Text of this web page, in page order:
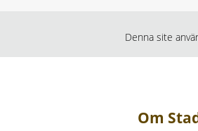
HEM OM
Om
Denna site